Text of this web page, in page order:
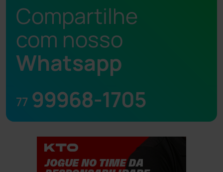
Compartilhe
com nosso
Whatsapp
77 99968-1705